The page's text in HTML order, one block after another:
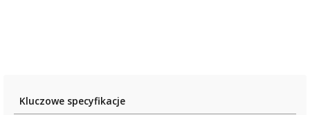
Kluczowe specyfikacje